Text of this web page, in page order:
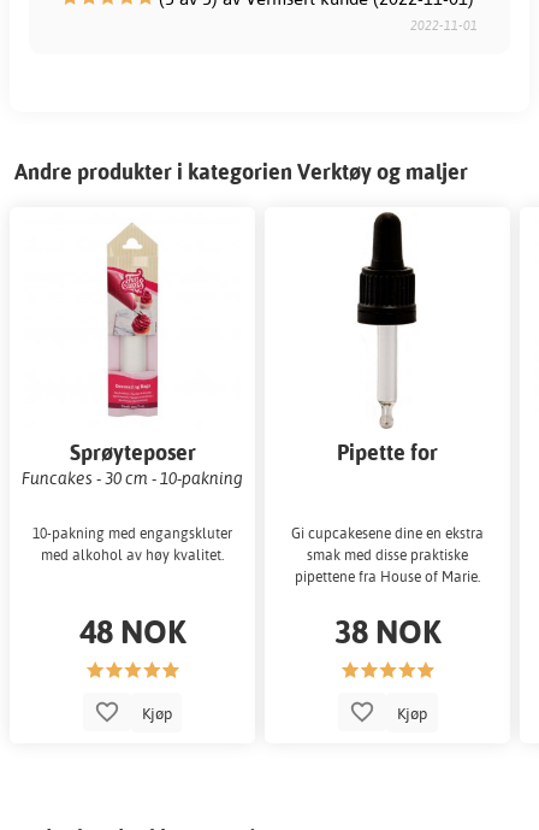
2022-11-01
Andre produkter i kategorien Verktøy og maljer
Sprøyteposer
Funcakes - 30 cm - 10-pakning
10-pakning med engangskluter
med alkohol av høy kvalitet.
48 NOK
Kjøp
Pipette for
Gi cupcakesene dine en ekstra
smak med disse praktiske
pipettene fra House of Marie.
38 NOK
Kjøp